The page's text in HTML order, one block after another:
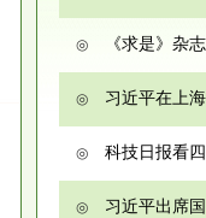
◎ 《求是》杂
◎ 习近平在上
◎ 科技日报看
◎ 习近平出席